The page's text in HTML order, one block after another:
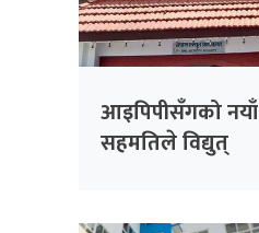
आइपिपीसँगको नयाँ
सहमतिले विद्युत्